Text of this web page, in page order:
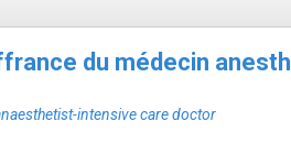
du médecin
intensive care doctor